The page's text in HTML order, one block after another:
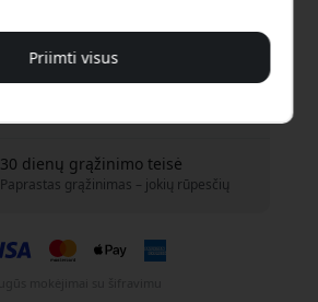
30 dienų grąžinimo teisė
Paprastas grąžinimas – jokių rūpesčių
Priimti visus